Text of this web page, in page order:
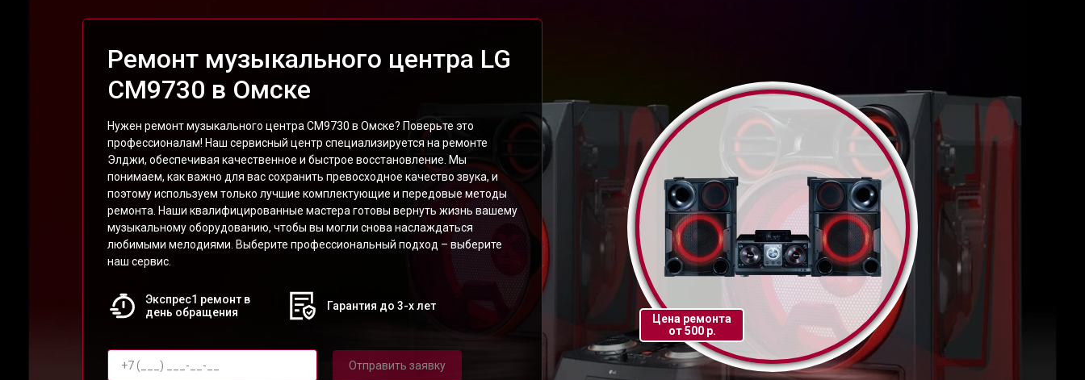
Ремонт музыкального центра LG
CM9730 в Омске
Нужен ремонт музыкального центра CM9730 в Омске? Поверьте это
профессионалам! Наш сервисный центр специализируется на ремонте
Элджи, обеспечивая качественное и быстрое восстановление. Мы
понимаем, как важно для вас сохранить превосходное качество звука, и
поэтому используем только лучшие комплектующие и передовые методы
ремонта. Наши квалифицированные мастера готовы вернуть жизнь вашему
музыкальному оборудованию, чтобы вы могли снова наслаждаться
любимыми мелодиями. Выберите профессиональный подход – выберите
наш сервис.
Экспрес1 ремонт в
день обращения
Гарантия до 3-х лет
Отправить заявку
Цена ремонта
от 500 р.